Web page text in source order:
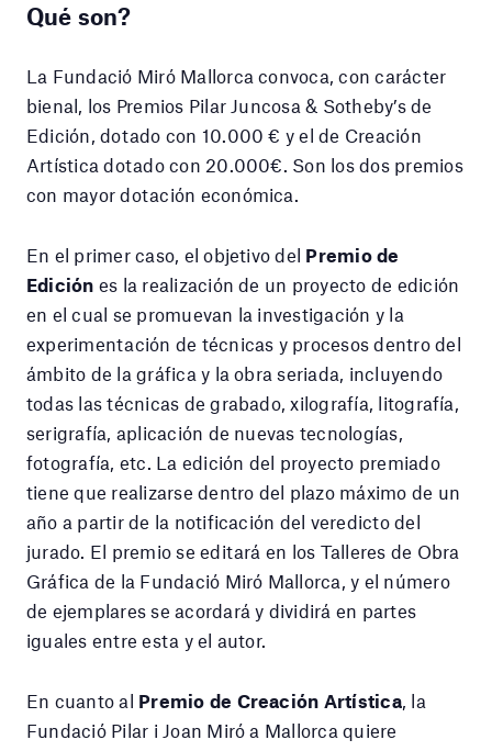
Qué son?
La Fundació Miró Mallorca convoca, con carácter
bienal, los Premios Pilar Juncosa & Sotheby’s de
Edición, dotado con 10.000 € y el de Creación
Artística dotado con 20.000€. Son los dos premios
con mayor dotación económica.
En el primer caso, el objetivo del Premio de
Edición es la realización de un proyecto de edición
en el cual se promuevan la investigación y la
experimentación de técnicas y procesos dentro del
ámbito de la gráfica y la obra seriada, incluyendo
todas las técnicas de grabado, xilografía, litografía,
serigrafía, aplicación de nuevas tecnologías,
fotografía, etc. La edición del proyecto premiado
tiene que realizarse dentro del plazo máximo de un
año a partir de la notificación del veredicto del
jurado. El premio se editará en los Talleres de Obra
Gráfica de la Fundació Miró Mallorca, y el número
de ejemplares se acordará y dividirá en partes
iguales entre esta y el autor.
En cuanto al Premio de Creación Artística, la
Fundació Pilar i Joan Miró a Mallorca quiere